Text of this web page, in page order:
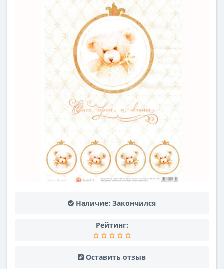
Наличие: Закончился
Рейтинг:
Оставить отзыв